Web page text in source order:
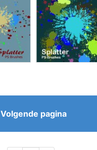
Volgende pagina